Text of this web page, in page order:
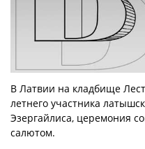
В Латвии на кладбище
летнего участника
Эзергайлиса, церемония
салютом.